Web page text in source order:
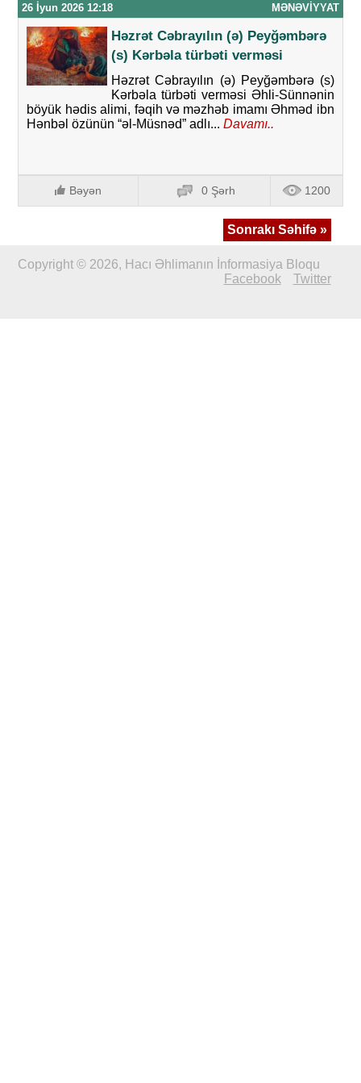
26 İyun 2026 12:18 MƏNƏVIYYAT
Həzrət Cəbrayılın (ə) Peyğəmbərə
(s) Kərbəla türbəti verməsi
Həzrət Cəbrayılın (ə) Peyğəmbərə (s)
Kərbəla türbəti verməsi Əhli-Sünnənin
böyük hədis alimi, fəqih və məzhəb imamı Əhməd ibn
Hənbəl özünün “əl-Müsnəd” adlı... Davamı..
Bəyən 0 Şərh 1200
Sonrakı Səhifə »
Copyright © 2026, Hacı Əhlimanın İnformasiya Bloqu
Facebook
Twitter